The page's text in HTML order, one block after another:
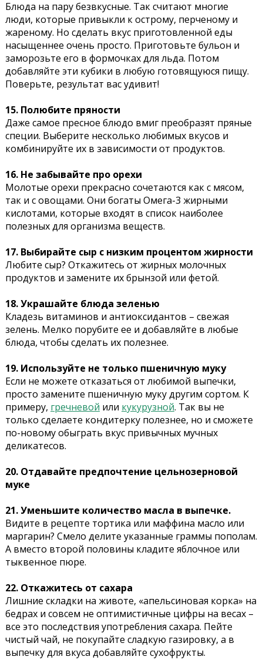
Блюда на пару безвкусные. Так считают многие
люди, которые привыкли к острому, перченому и
жареному. Но сделать вкус приготовленной еды
насыщеннее очень просто. Приготовьте бульон и
заморозьте его в формочках для льда. Потом
добавляйте эти кубики в любую готовящуюся пищу.
Поверьте, результат вас удивит!
15. Полюбите пряности
Даже самое пресное блюдо вмиг преобразят пряные
специи. Выберите несколько любимых вкусов и
комбинируйте их в зависимости от продуктов.
16. Не забывайте про орехи
Молотые орехи прекрасно сочетаются как с мясом,
так и с овощами. Они богаты Омега-3 жирными
кислотами, которые входят в список наиболее
полезных для организма веществ.
17. Выбирайте сыр с низким процентом жирности
Любите сыр? Откажитесь от жирных молочных
продуктов и замените их брынзой или фетой.
18. Украшайте блюда зеленью
Кладезь витаминов и антиоксидантов – свежая
зелень. Мелко порубите ее и добавляйте в любые
блюда, чтобы сделать их полезнее.
19. Используйте не только пшеничную муку
Если не можете отказаться от любимой выпечки,
просто замените пшеничную муку другим сортом. К
примеру, гречневой или кукурузной. Так вы не
только сделаете кондитерку полезнее, но и сможете
по-новому обыграть вкус привычных мучных
деликатесов.
20. Отдавайте предпочтение цельнозерновой
муке
21. Уменьшите количество масла в выпечке.
Видите в рецепте тортика или маффина масло или
маргарин? Смело делите указанные граммы пополам.
А вместо второй половины кладите яблочное или
тыквенное пюре.
22. Откажитесь от сахара
Лишние складки на животе, «апельсиновая корка» на
бедрах и совсем не оптимистичные цифры на весах –
все это последствия употребления сахара. Пейте
чистый чай, не покупайте сладкую газировку, а в
выпечку для вкуса добавляйте сухофрукты.